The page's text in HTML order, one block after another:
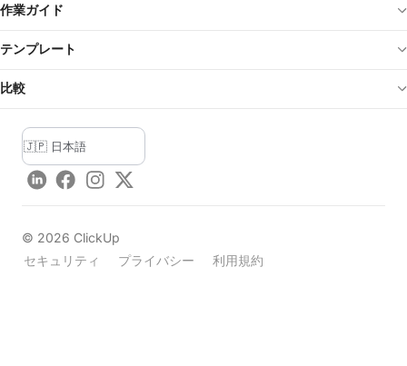
作業ガイド
テンプレート
比較
LinkedInFacebook
Instagram
Twitter
© 2026 ClickUp
セキュリティ
プライバシー 利用規約